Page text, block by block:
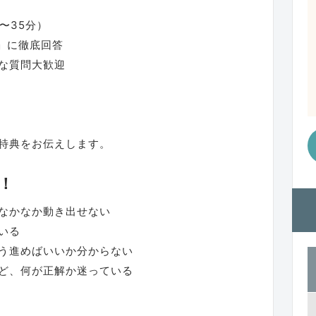
35分）
に徹底回答
質問大歓迎
典をお伝えします。
かなか動き出せない
る
進めばいいか分からない
、何が正解か迷っている